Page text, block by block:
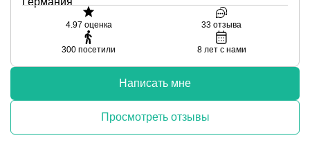
4.97 оценка 33 отзыва
300 посетили 8 лет с нами
Написать мне
Просмотреть отзывы